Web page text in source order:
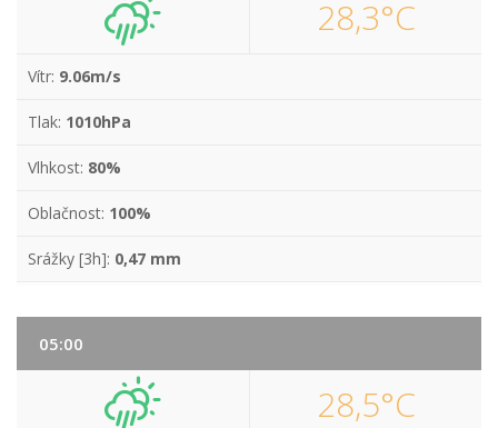
28,3°C
Vítr: 9.06m/s
Tlak: 1010hPa
Vlhkost: 80%
Oblačnost: 100%
Srážky [3h]: 0,47 mm
05:00
28,5°C